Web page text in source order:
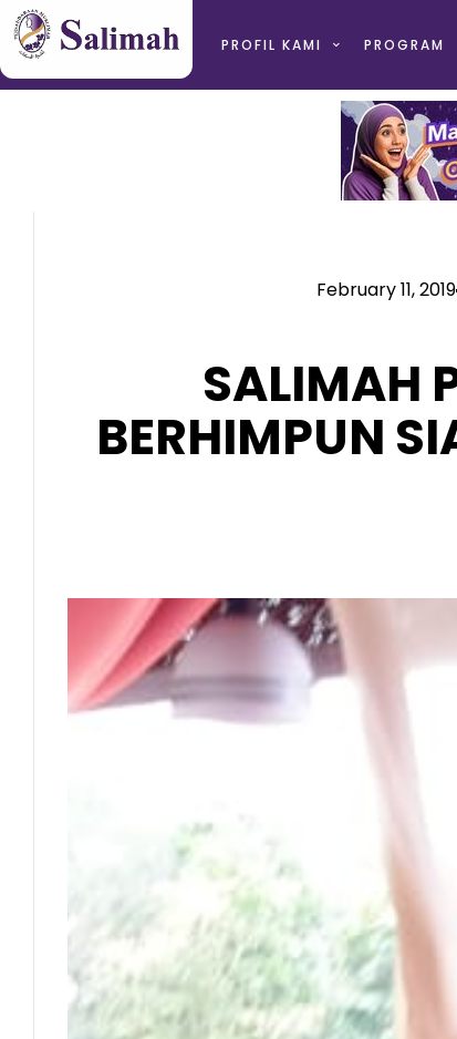
PROFIL KAMI PROGRAM
February 11, 2019
SALIMAH
BERHIMPUN